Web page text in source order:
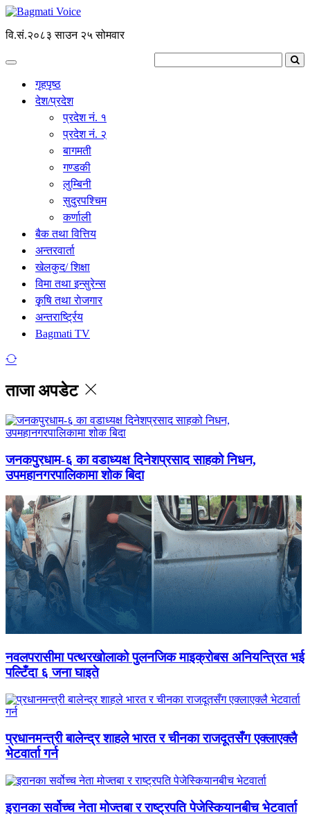
वि.सं.२०८३ साउन २५ सोमवार
गृहपृष्ठ
देश/प्रदेश
प्रदेश नं. १
प्रदेश नं. २
बागमती
गण्डकी
लुम्बिनी
सुदुरपश्चिम
कर्णाली
बैक तथा वित्तिय
अन्तरवार्ता
खेलकुद/ शिक्षा
विमा तथा इन्सुरेन्स
कृृषि तथा राेजगार
अन्तरार्ष्ट्रिय
Bagmati TV
ताजा अपडेट
जनकपुरधाम-६ का वडाध्यक्ष दिनेशप्रसाद साहको निधन,
उपमहानगरपालिकामा शोक बिदा
नवलपरासीमा पत्थरखोलाको पुलनजिक माइक्रोबस अनियन्त्रित भई
पल्टिँदा ६ जना घाइते
प्रधानमन्त्री बालेन्द्र शाहले भारत र चीनका राजदूतसँग एक्लाएक्लै
भेटवार्ता गर्न
इरानका सर्वोच्च नेता मोज्तबा र राष्ट्रपति पेजेस्कियानबीच भेटवार्ता